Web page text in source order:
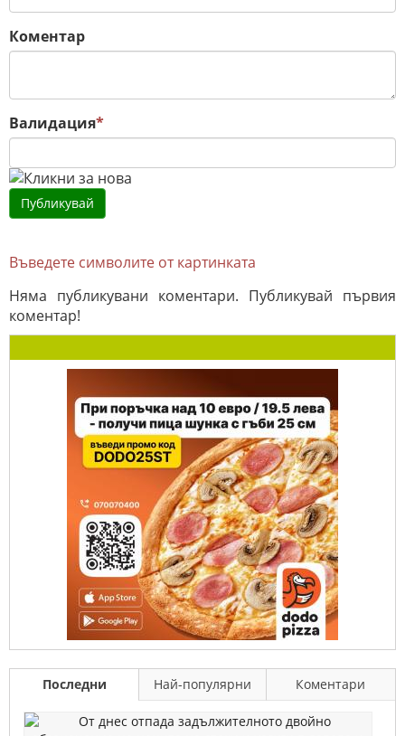
Коментар
Валидация*
Въведете символите от картинката
Няма публикувани коментари. Публикувай първия
коментар!
Последни Най-популярни Коментари